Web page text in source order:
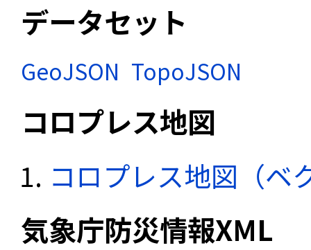
データセット
GeoJSON TopoJSON
コロプレス地図
コロプレス地図（ベ
気象庁防災情報XML